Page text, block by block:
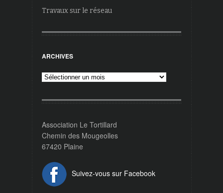
Travaux sur le réseau
ARCHIVES
Archives
Association Le Tortillard
Chemin des Mougeolles
67420 Plaine
Suivez-vous sur Facebook